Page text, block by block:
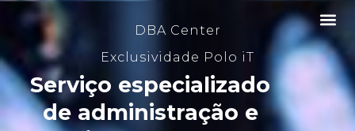
DBA Center
Exclusividade Polo iT
Serviço especializado
de administração e